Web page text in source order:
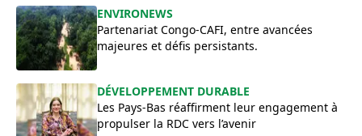
ENVIRONEWS
Partenariat Congo-CAFI, entre avancées
majeures et défis persistants.
DÉVELOPPEMENT DURABLE
Les Pays-Bas réaffirment leur engagement à
propulser la RDC vers l’avenir